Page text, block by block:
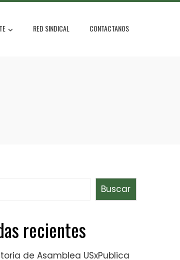
RED SINDICAL CONTACTANOS
Buscar
recientes
de Asamblea USxPublica